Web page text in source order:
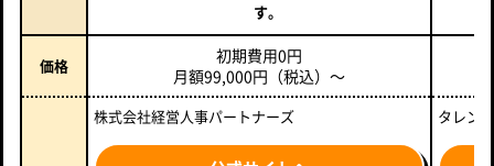
す。
価格
初期費用0円
月額99,000円（税込）～
株式会社経営人事パートナーズ タレン